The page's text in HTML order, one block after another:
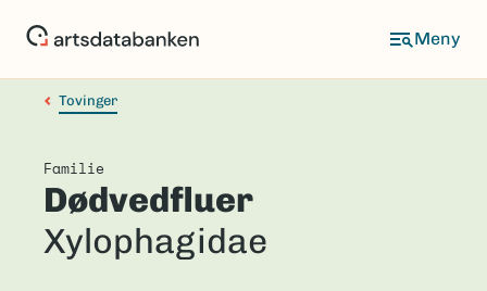
Tovinger
Familie
Dødvedfluer
Xylophagidae